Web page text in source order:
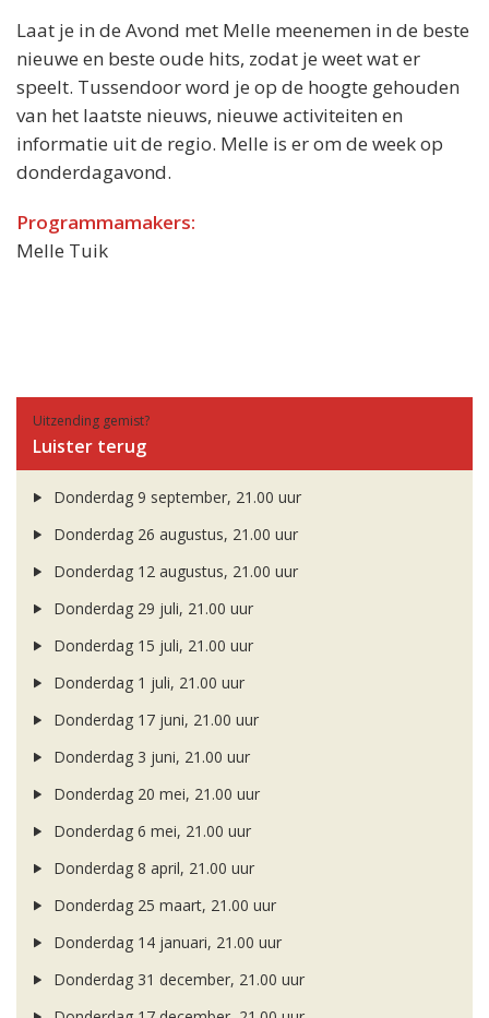
Laat je in de Avond met Melle meenemen in de beste
nieuwe en beste oude hits, zodat je weet wat er
speelt. Tussendoor word je op de hoogte gehouden
van het laatste nieuws, nieuwe activiteiten en
informatie uit de regio. Melle is er om de week op
donderdagavond.
Programmamakers:
Melle Tuik
Uitzending gemist?
Luister terug
Donderdag 9 september, 21.00 uur
Donderdag 26 augustus, 21.00 uur
Donderdag 12 augustus, 21.00 uur
Donderdag 29 juli, 21.00 uur
Donderdag 15 juli, 21.00 uur
Donderdag 1 juli, 21.00 uur
Donderdag 17 juni, 21.00 uur
Donderdag 3 juni, 21.00 uur
Donderdag 20 mei, 21.00 uur
Donderdag 6 mei, 21.00 uur
Donderdag 8 april, 21.00 uur
Donderdag 25 maart, 21.00 uur
Donderdag 14 januari, 21.00 uur
Donderdag 31 december, 21.00 uur